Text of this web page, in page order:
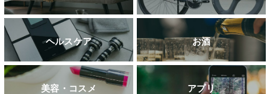
ヘルスケア お酒
美容・コスメ アプリ